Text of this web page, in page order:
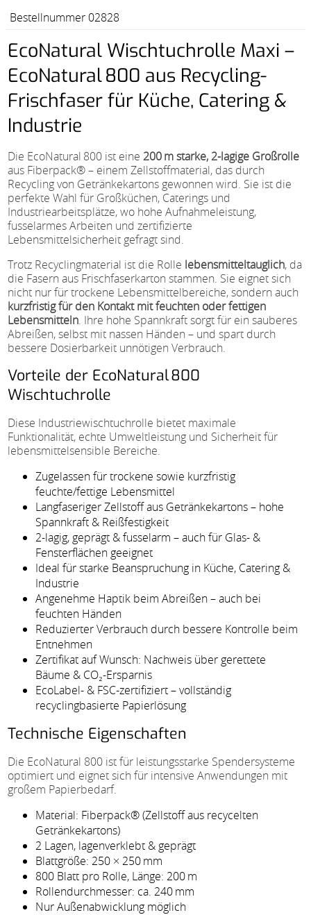
Bestellnummer 02828
EcoNatural Wischtuchrolle Maxi –
EcoNatural 800 aus Recycling-
Frischfaser für Küche, Catering &
Industrie
Die EcoNatural 800 ist eine 200 m starke, 2-lagige Großrolle
aus Fiberpack® – einem Zellstoffmaterial, das durch
Recycling von Getränkekartons gewonnen wird. Sie ist die
perfekte Wahl für Großküchen, Caterings und
Industriearbeitsplätze, wo hohe Aufnahmeleistung,
fusselarmes Arbeiten und zertifizierte
Lebensmittelsicherheit gefragt sind.
Trotz Recyclingmaterial ist die Rolle lebensmitteltauglich, da
die Fasern aus Frischfaserkarton stammen. Sie eignet sich
nicht nur für trockene Lebensmittelbereiche, sondern auch
kurzfristig für den Kontakt mit feuchten oder fettigen
Lebensmitteln. Ihre hohe Spannkraft sorgt für ein sauberes
Abreißen, selbst mit nassen Händen – und spart durch
bessere Dosierbarkeit unnötigen Verbrauch.
Vorteile der EcoNatural 800
Wischtuchrolle
Diese Industriewischtuchrolle bietet maximale
Funktionalität, echte Umweltleistung und Sicherheit für
lebensmittelsensible Bereiche.
Zugelassen für trockene sowie kurzfristig
feuchte/fettige Lebensmittel
Langfaseriger Zellstoff aus Getränkekartons – hohe
Spannkraft & Reißfestigkeit
2-lagig, geprägt & fusselarm – auch für Glas- &
Fensterflächen geeignet
Ideal für starke Beanspruchung in Küche, Catering &
Industrie
Angenehme Haptik beim Abreißen – auch bei
feuchten Händen
Reduzierter Verbrauch durch bessere Kontrolle beim
Entnehmen
Zertifikat auf Wunsch: Nachweis über gerettete
Bäume & CO₂-Ersparnis
EcoLabel- & FSC-zertifiziert – vollständig
recyclingbasierte Papierlösung
Technische Eigenschaften
Die EcoNatural 800 ist für leistungsstarke Spendersysteme
optimiert und eignet sich für intensive Anwendungen mit
großem Papierbedarf.
Material: Fiberpack® (Zellstoff aus recycelten
Getränkekartons)
2 Lagen, lagenverklebt & geprägt
Blattgröße: 250 × 250 mm
800 Blatt pro Rolle, Länge: 200 m
Rollendurchmesser: ca. 240 mm
Nur Außenabwicklung möglich